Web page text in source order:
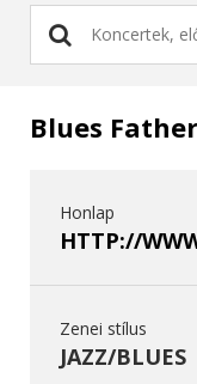
Blues
Honlap
HTTP://
Zenei stílus
JAZZ/BLUES